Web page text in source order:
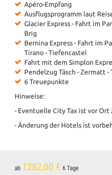
Apéro-Empfang
Ausflugsprogramm laut
Glacier Express - Fahrt im
Brig
Bernina Express - Fahrt im
Tirano - Tiefencastel
Fahrt mit dem Simplon
Pendelzug Täsch - Zermatt -
6 Treuepunkte
Hinweise:
- Eventuelle City Tax ist vor Ort
- Änderung der Hotels ist
ab 1282,00 € 6 Tage